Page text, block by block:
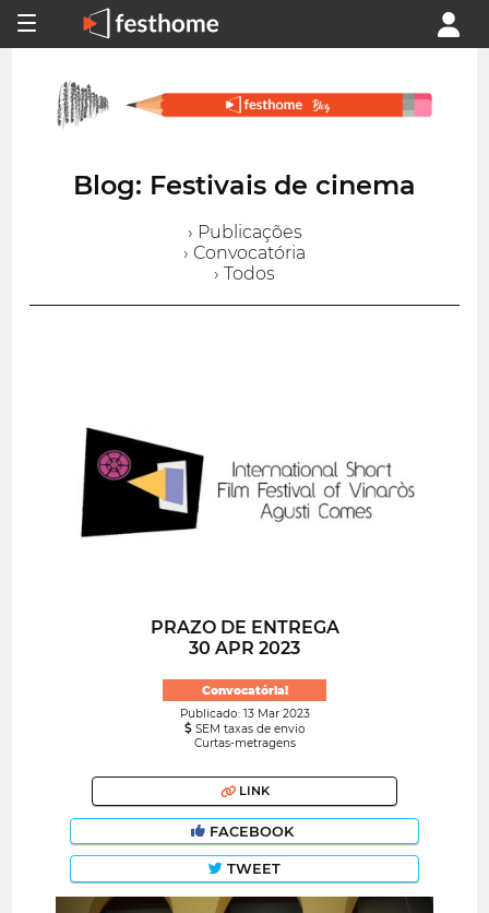
Blog: Festivais de cinema
› Publicações
› Convocatória
› Todos
PRAZO DE ENTREGA
30 APR 2023
Convocatória!
Publicado: 13 Mar 2023
SEM taxas de envio
Curtas-metragens
LINK
FACEBOOK
TWEET